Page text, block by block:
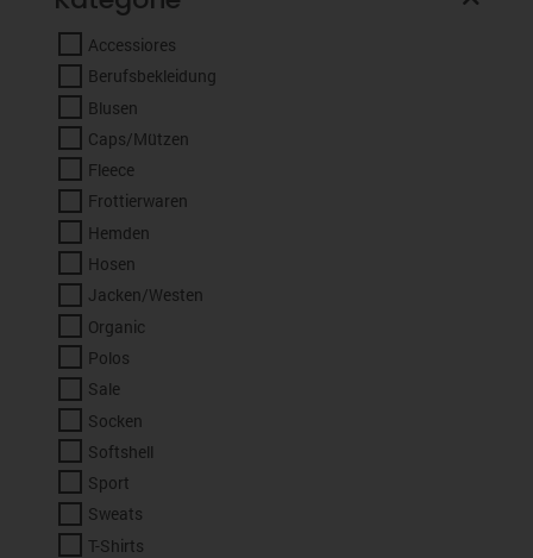
Accessiores
Berufsbekleidung
Blusen
Caps/Mützen
Fleece
Frottierwaren
Hemden
Hosen
Jacken/Westen
Organic
Polos
Sale
Socken
Softshell
Sport
Sweats
T-Shirts